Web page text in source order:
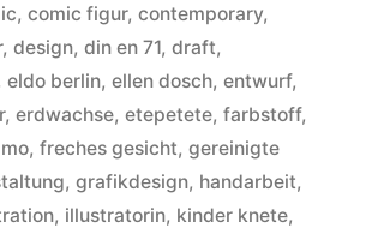
, comic figur, contemporary,
, design, din en 71, draft,
eldo berlin, ellen dosch, entwurf,
, erdwachse, etepetete, farbstoff,
, freches gesicht, gereinigte
, grafikdesign, handarbeit,
, illustratorin, kinder knete,